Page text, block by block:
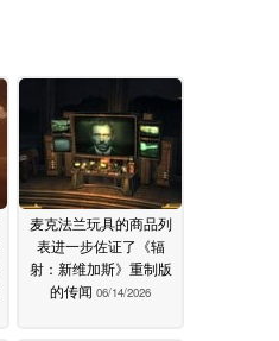
麦克法兰玩具的商品列
表进一步佐证了《辐
射：新维加斯》重制版
的传闻 06/14/2026